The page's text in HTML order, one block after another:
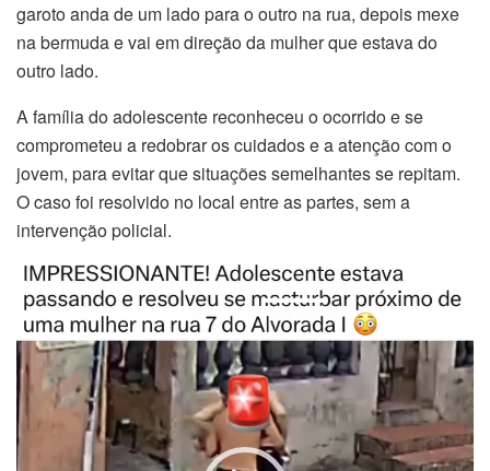
garoto anda de um lado para o outro na rua, depois mexe
na bermuda e vai em direção da mulher que estava do
outro lado.
A família do adolescente reconheceu o ocorrido e se
comprometeu a redobrar os cuidados e a atenção com o
jovem, para evitar que situações semelhantes se repitam.
O caso foi resolvido no local entre as partes, sem a
intervenção policial.
Tocador
de
vídeo